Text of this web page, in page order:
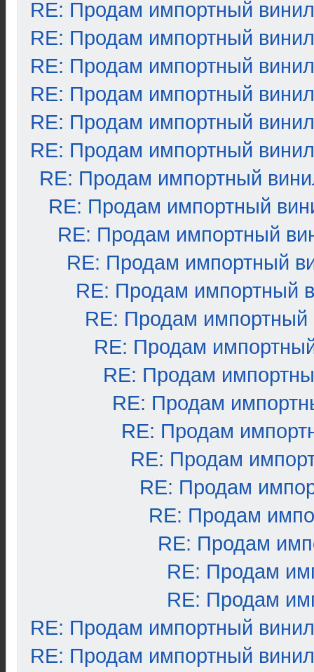
RE: Продам импортный винил
RE: Продам импортный винил
RE: Продам импортный винил
RE: Продам импортный винил
RE: Продам импортный винил
RE: Продам импортный винил
RE: Продам импортный
RE: Продам импортный
RE: Продам импортный
RE: Продам импортный
RE: Продам импортный
RE: Продам импортный
RE: Продам
RE: Продам
RE: Продам
RE: Продам
RE: Продам
RE: Продам
RE: Продам
RE: Продам
RE: Продам
RE: Продам
RE: Продам импортный винил
RE: Продам импортный винил